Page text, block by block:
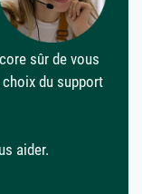
sûr de vous
du support
aider.